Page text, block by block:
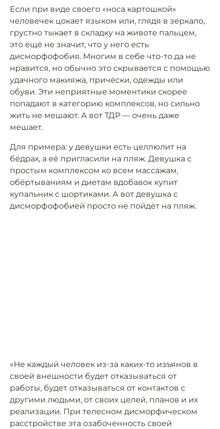
Если при виде своего «носа картошкой»
человечек цокает языком или, глядя в зеркало,
грустно тыкает в складку на животе пальцем,
это ещё не значит, что у него есть
дисморфофобия. Многим в себе что-то да не
нравится, но обычно это скрывается с помощью
удачного макияжа, причёски, одежды или
обуви. Эти неприятные моментики скорее
попадают в категорию комплексов, но сильно
жить не мешают. А вот ТДР — очень даже
мешает.
Для примера: у девушки есть целлюлит на
бёдрах, а её пригласили на пляж. Девушка с
простым комплексом ко всем массажам,
обёртываниям и диетам вдобавок купит
купальник с шортиками. А вот девушка с
дисморфофобией просто не пойдёт на пляж.
«Не каждый человек из-за каких-то изъянов в
своей внешности будет отказываться от
работы, будет отказываться от контактов с
другими людьми, от своих целей, планов и их
реализации. При телесном дисморфическом
расстройстве эта озабоченность своей